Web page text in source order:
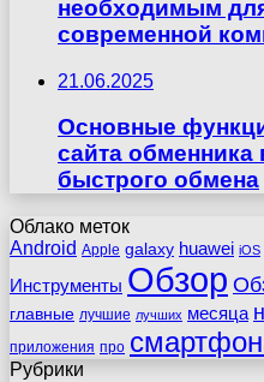
необходимым
современной
21.06.2025
Основные
сайта обменника
быстрого обмена
Облако меток
Android Apple galaxy huawei iOS
Инструменты Обзор
главные лучшие лучших месяца
приложения про
Рубрики